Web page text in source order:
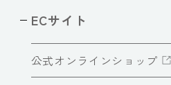
ECサイト
公式オンラインショップ